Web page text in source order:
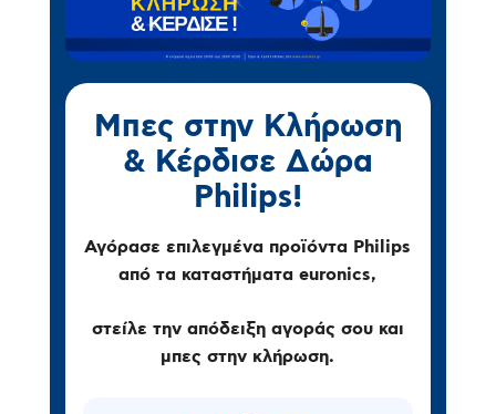
Μπες στην Κλήρωση
& Κέρδισε Δώρα
Philips!
Αγόρασε επιλεγμένα προϊόντα Philips
από τα καταστήματα euronics,
στείλε την απόδειξη αγοράς σου και
μπες στην κλήρωση.